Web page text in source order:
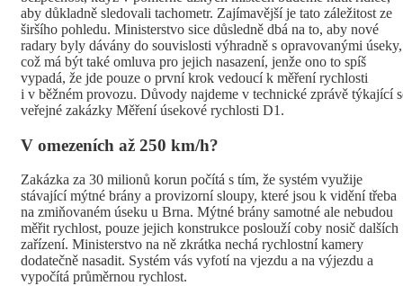
aby důkladně sledovali tachometr. Zajímavější je tato záležitost ze
širšího pohledu. Ministerstvo sice důsledně dbá na to, aby nové
radary byly dávány do souvislosti výhradně s opravovanými úseky,
což má být také omluva pro jejich nasazení, jenže ono to spíš
vypadá, že jde pouze o první krok vedoucí k měření rychlosti
i v běžném provozu. Důvody najdeme v technické zprávě týkající
veřejné zakázky Měření úsekové rychlosti D1.
V omezeních až 250 km/h?
Zakázka za 30 milionů korun počítá s tím, že systém využije
stávající mýtné brány a provizorní sloupy, které jsou k vidění třeba
na zmiňovaném úseku u Brna. Mýtné brány samotné ale nebudou
měřit rychlost, pouze jejich konstrukce poslouží coby nosič dalších
zařízení. Ministerstvo na ně zkrátka nechá rychlostní kamery
dodatečně nasadit. Systém vás vyfotí na vjezdu a na výjezdu a
vypočítá průměrnou rychlost.